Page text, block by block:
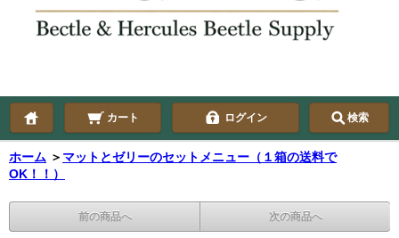
カート ログイン 検索
ホーム ＞ マットとゼリーのセットメニュー（１箱の送料で
OK！！）
前の商品へ 次の商品へ